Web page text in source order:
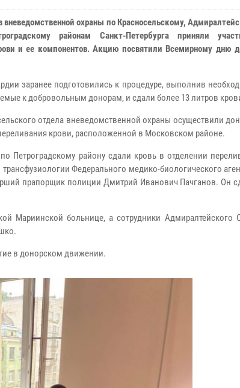
вневедомственной охраны по Красносельскому,
районам Санкт-Петербурга приняли
и ее компонентов. Акцию посвятили Всемирному дню
заранее подготовились к процедуре, выполнив
к добровольным донорам, и сдали более 13 литров
отдела вневедомственной охраны осуществили
крови, расположенной в Московском районе.
Петроградскому району сдали кровь в отделении
Федерального медико-биологического
прапорщик полиции Дмитрий Иванович Пачганов. Он
Мариинской больнице, а сотрудники Адмиралтейского
в донорском движении.